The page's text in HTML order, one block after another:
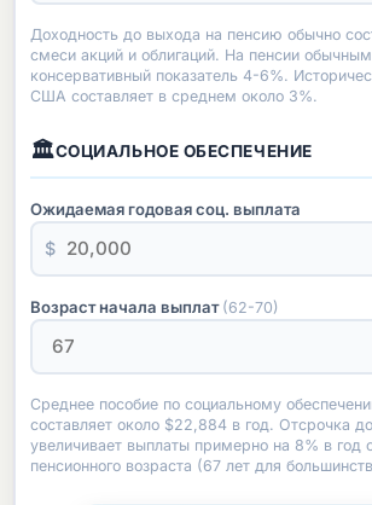
Доходность до выхода на пенсию обычно
смеси акций и облигаций. На пенсии
консервативный показатель 4-6%.
США составляет в среднем около 3%.
🏛СОЦИАЛЬНОЕ ОБЕСПЕЧЕНИЕ
Ожидаемая годовая соц. выплата
$
Возраст начала выплат (62-70)
Среднее пособие по социальному
составляет около $22,884 в год. Отсрочка
увеличивает выплаты примерно на 8% в год
пенсионного возраста (67 лет для